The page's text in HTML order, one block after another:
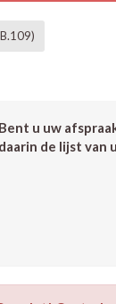
Bent u uw
daarin de lijst van